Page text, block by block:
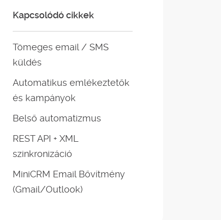
Kapcsolódó cikkek
Tömeges email / SMS
küldés
Automatikus emlékeztetők
és kampányok
Belső automatizmus
REST API + XML
szinkronizáció
MiniCRM Email Bővítmény
(Gmail/Outlook)